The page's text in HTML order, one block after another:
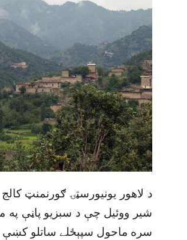
د لاهور يونيورسټۍ ګورنمنټ
شير ووئيل چې د سبزيو پاڼې په
سره ماحول سپېځلے ساتلو کښې